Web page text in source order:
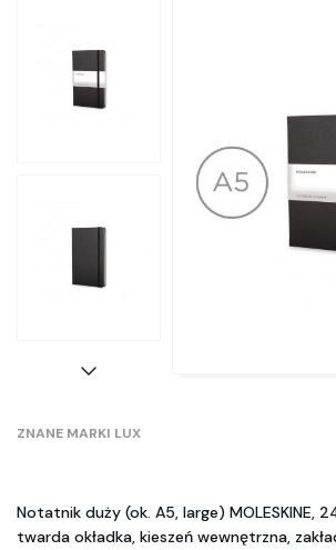
ZNANE MARKI LUX
Notatnik duży (ok. A5, large) MOLESKINE,
twarda okładka, kieszeń wewnętrzna,